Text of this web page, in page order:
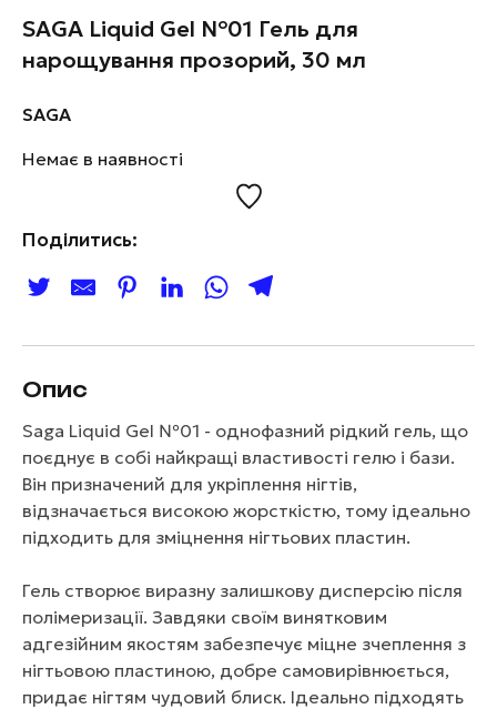
SAGA Liquid Gel №01 Гель для
нарощування прозорий, 30 мл
SAGA
Немає в наявності
Поділитись:
Опис
Saga Liquid Gel №01 - однофазний рідкий гель, що
поєднує в собі найкращі властивості гелю і бази.
Він призначений для укріплення нігтів,
відзначається високою жорсткістю, тому ідеально
підходить для зміцнення нігтьових пластин.
Гель створює виразну залишкову дисперсію після
полімеризації. Завдяки своїм винятковим
адгезійним якостям забезпечує міцне зчеплення з
нігтьовою пластиною, добре самовирівнюється,
придає нігтям чудовий блиск. Ідеально підходять